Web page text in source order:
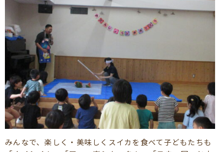
みんなで、楽しく・美味しくスイカを食べて子どもたちも